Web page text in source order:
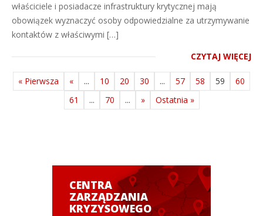
właściciele i posiadacze infrastruktury krytycznej mają
obowiązek wyznaczyć osoby odpowiedzialne za utrzymywanie
kontaktów z właściwymi […]
CZYTAJ WIĘCEJ
« Pierwsza « ... 10 20 30 ... 57 58 59
60
61
... 70 ... » Ostatnia »
CENTRA
ZARZĄDZANIA
KRYZYSOWEGO